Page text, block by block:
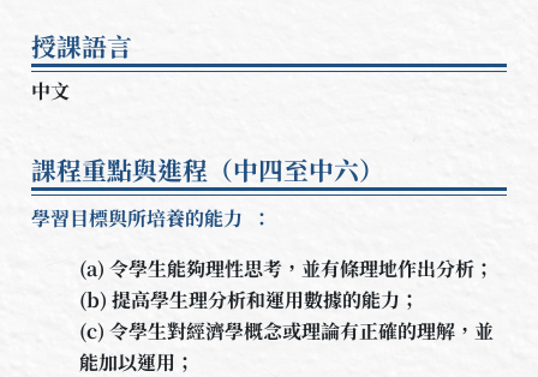
授課語言
中文
課程重點與進程（中四至中六）
學習目標與所培養的能力 ：
(a) 令學生能夠理性思考，並有條理地作出分析；
(b) 提高學生理分析和運用數據的能力；
(c) 令學生對經濟學概念或理論有正確的理解，並
能加以運用；